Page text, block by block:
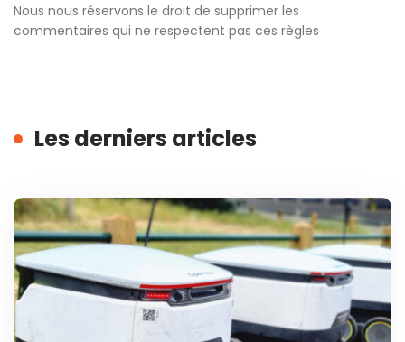
Nous nous réservons le droit de supprimer les
commentaires qui ne respectent pas ces règles
Les derniers articles